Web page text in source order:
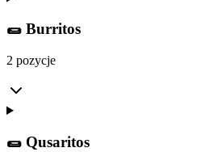
🌯 Burritos
2 pozycje
🌯 Qusaritos